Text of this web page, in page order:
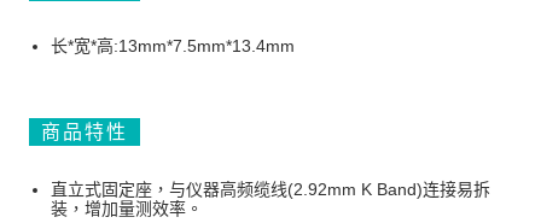
长*宽*高:13mm*7.5mm*13.4mm
商品特性
直立式固定座，与仪器高频缆线(2.92mm K Band)连接易拆
装，增加量测效率。